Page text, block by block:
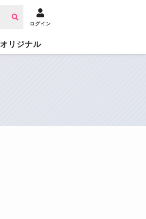
ログイン
オリジナル